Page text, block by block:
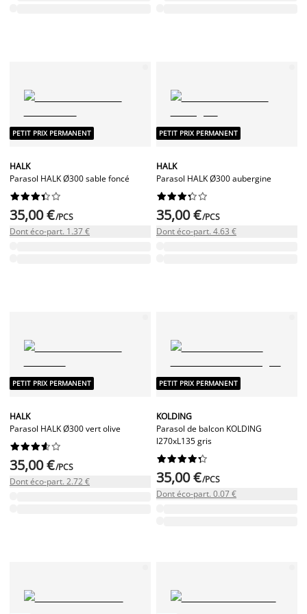
PETIT PRIX PERMANENT
HALK
Parasol HALK Ø300 sable foncé






35,00 €/PCS
Dont éco-part. 1.37 €
PETIT PRIX PERMANENT
HALK
Parasol HALK Ø300 aubergine






35,00 €/PCS
Dont éco-part. 4.63 €
PETIT PRIX PERMANENT
HALK
Parasol HALK Ø300 vert olive






35,00 €/PCS
Dont éco-part. 2.72 €
PETIT PRIX PERMANENT
KOLDING
Parasol de balcon KOLDING
l270xL135 gris






35,00 €/PCS
Dont éco-part. 0.07 €